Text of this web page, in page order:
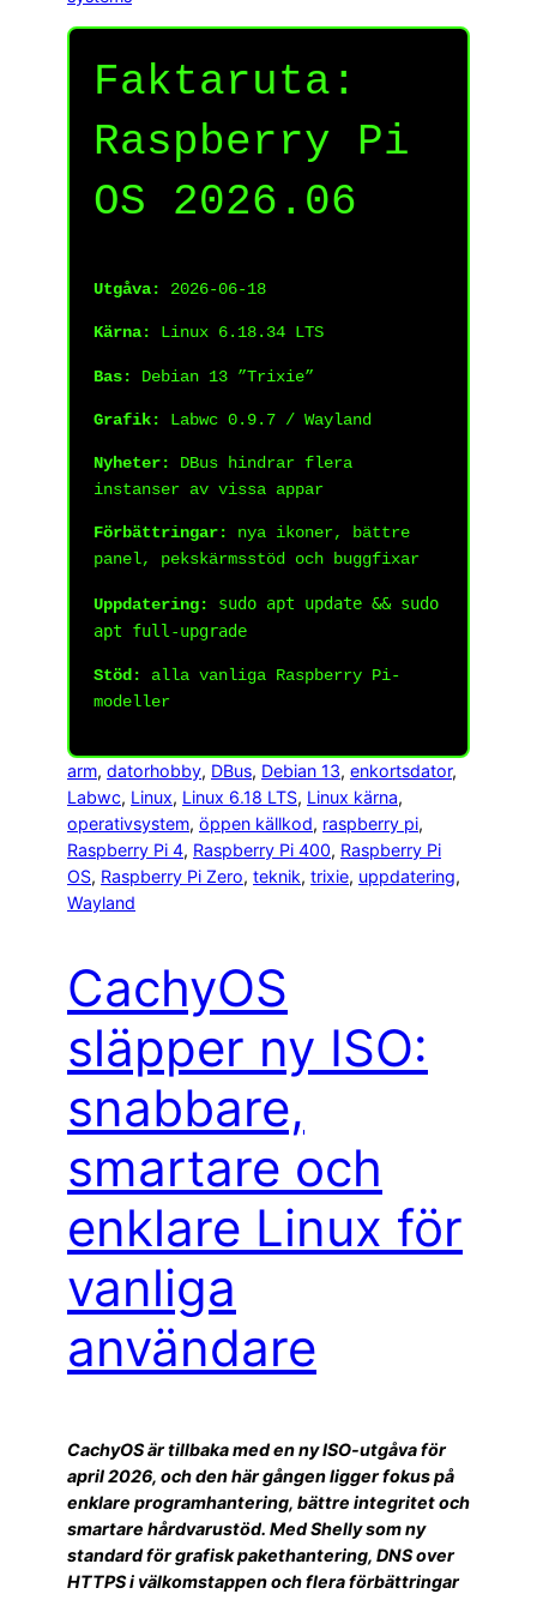
Faktaruta:
Raspberry Pi
OS 2026.06
Utgåva: 2026-06-18
Kärna: Linux 6.18.34 LTS
Bas: Debian 13 ”Trixie”
Grafik: Labwc 0.9.7 / Wayland
Nyheter:
DBus hindrar flera
instanser av vissa appar
Förbättringar:
nya ikoner, bättre
panel, pekskärmsstöd och buggfixar
Uppdatering:
sudo apt update && sudo
apt full-upgrade
Stöd:
alla vanliga Raspberry Pi-
modeller
arm, datorhobby, DBus, Debian 13, enkortsdator
Labwc, Linux, Linux 6.18 LTS, Linux kärna
operativsystem, öppen källkod, raspberry pi
Raspberry Pi 4, Raspberry Pi 400, Raspberry Pi
OS, Raspberry Pi Zero, teknik, trixie, uppdatering
Wayland
CachyOS
släpper ny ISO:
snabbare,
smartare och
enklare Linux för
vanliga
användare
CachyOS är tillbaka med en ny ISO-utgåva för
april 2026, och den här gången ligger fokus på
enklare programhantering, bättre integritet och
smartare hårdvarustöd. Med Shelly som ny
standard för grafisk pakethantering, DNS over
HTTPS i välkomstappen och flera förbättringar